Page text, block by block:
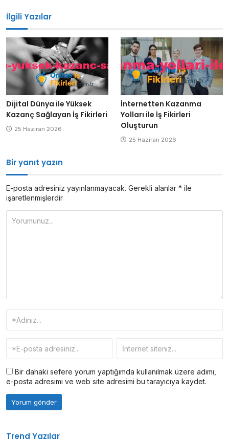
İlgili Yazılar
Dijital Dünya ile Yüksek
Kazanç Sağlayan İş Fikirleri
25 Haziran 2026
İnternetten Kazanma
Yolları ile İş Fikirleri
Oluşturun
25 Haziran 2026
Bir yanıt yazın
E-posta adresiniz yayınlanmayacak. Gerekli alanlar * ile
işaretlenmişlerdir
Bir dahaki sefere yorum yaptığımda kullanılmak üzere adımı,
e-posta adresimi ve web site adresimi bu tarayıcıya kaydet.
Trend Yazılar